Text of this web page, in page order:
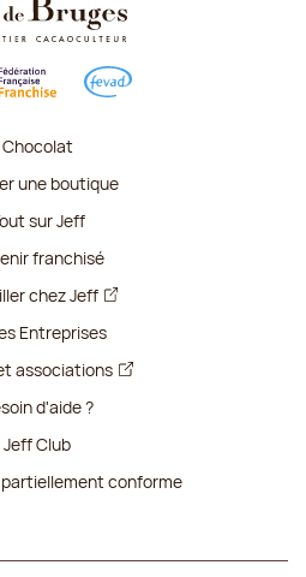
Chocolat
une boutique
sur Jeff
franchisé
chez Jeff
Entreprises
associations
d'aide ?
Jeff Club
conforme